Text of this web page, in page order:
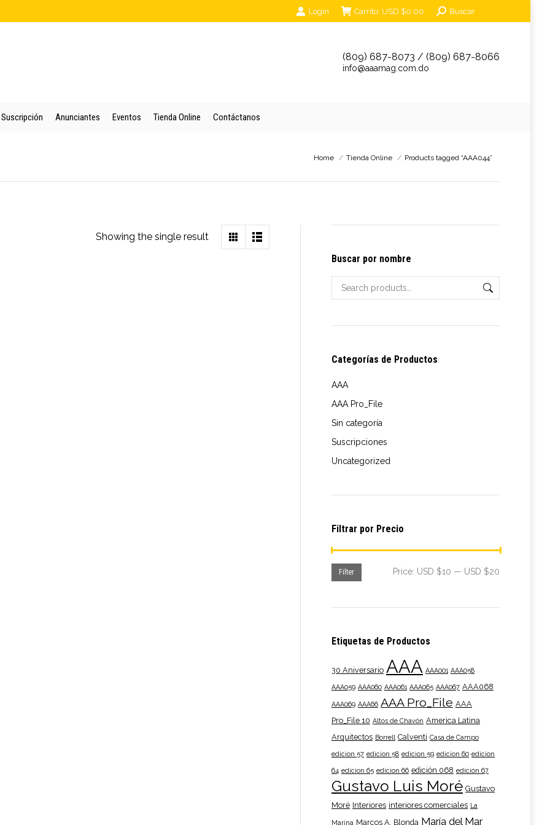
Login Carrito: USD $0.00 Search:Buscar
(809) 687-8073 / (809) 687-8066
info@aaamag.com.do
Suscripción Anunciantes Eventos Tienda Online Contáctanos
You are here:
Home Tienda Online Products tagged “AAA044”
Showing the single result
Buscar por nombre
Categorías de Productos
AAA
AAA Pro_File
Sin categoría
Suscripciones
Uncategorized
Filtrar por Precio
Filter Price: USD $10 — USD $20
Etiquetas de Productos
30 Aniversario AAA AAA001 AAA058
AAA059 AAA060 AAA061 AAA065 AAA067 AAA068
AAA069 AAA66 AAA Pro_File AAA
Pro_File 10 Altos de Chavón America Latina
Arquitectos Borrell Calventi Casa de Campo
edicion 57 edicion 58 edicion 59 edicion 60 edicion
64 edicion 65 edicion 66 edición 068 edición 67
Gustavo Luis Moré Gustavo
Moré Interiores interiores comerciales La
Marina Marcos A. Blonda María del Mar
Quienes Somos Colección Puntos de Venta Suscripción Anunciantes Eventos Tienda Online Contáctanos